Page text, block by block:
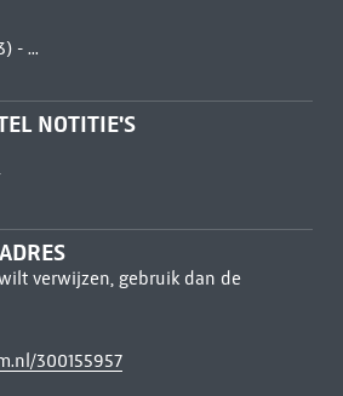
- ...
NOTITIE'S
verwijzen, gebruik dan de
300155957